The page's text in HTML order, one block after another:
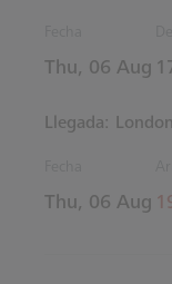
Thu, 06 Aug
Llegada:
Thu, 06 Aug